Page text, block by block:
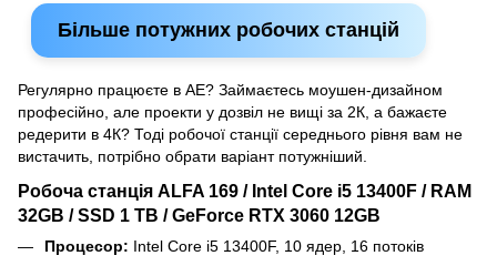
Більше потужних робочих станцій
Регулярно працюєте в АЕ? Займаєтесь моушен-дизайном
професійно, але проекти у дозвіл не вищі за 2К, а бажаєте
редерити в 4К? Тоді робочої станції середнього рівня вам не
вистачить, потрібно обрати варіант потужніший.
Робоча станція ALFA 169 / Intel Core i5 13400F / RAM
32GB / SSD 1 TB / GeForce RTX 3060 12GB
Процесор: Intel Core i5 13400F, 10 ядер, 16 потоків